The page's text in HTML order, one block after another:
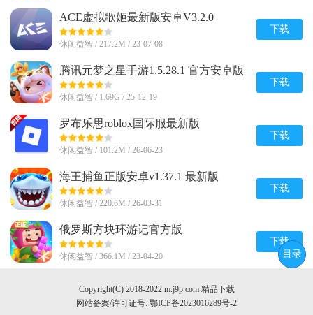
ACE虚拟歌姬最新版安卓V3.2.0
休闲益智 / 217.2M / 23-07-08
下载
腾讯元梦之星手游1.5.28.1 官方安卓版
休闲益智 / 1.69G / 25-12-19
下载
罗布乐思roblox国际服最新版
v2.726.1142 官方版
休闲益智 / 101.2M / 26-06-23
下载
海王捕鱼正版安卓v1.37.1 最新版
休闲益智 / 220.6M / 26-03-31
下载
俄罗斯方块环游记官方版
v1.87001.145205 最新版
休闲益智 / 366.1M / 23-04-20
下载
Copyright(C) 2018-2022 m.j9p.com 精品下载
网站备案/许可证号: 鄂ICP备2023016289号-2
目录